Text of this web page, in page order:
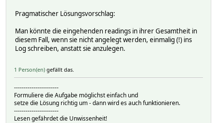
MQTTBridge:weconnect/vehicles/<VIN>/domains/
MQTTBridge:weconnect/vehicles/<VIN>/domains/
MQTTBridge:weconnect/vehicles/<VIN>/domains/
MQTTBridge:weconnect/vehicles/<VIN>/domains/
MQTTBridge:weconnect/vehicles/<VIN>/domains/
MQTTBridge:weconnect/vehicles/<VIN>/domains/
MQTTBridge:weconnect/vehicles/<VIN>/domains/
MQTTBridge:weconnect/vehicles/<VIN>/domains/
MQTTBridge:weconnect/vehicles/<VIN>/domains/
Pragmatischer Lösungsvorschlag:
Man könnte die eingehenden readings in ihrer Gesamtheit in
diesem Fall, wenn sie nicht angelegt werden, einmalig (!) ins
Log schreiben, anstatt sie anzulegen.
1 Person(en) gefällt das.
-----------------------
Formuliere die Aufgabe möglichst einfach und
setze die Lösung richtig um - dann wird es auch funktionieren.
-----------------------
Lesen gefährdet die Unwissenheit!